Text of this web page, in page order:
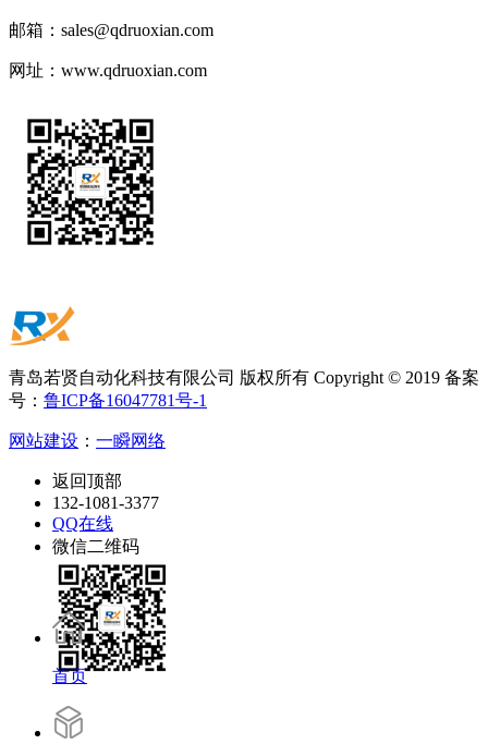
邮箱： sales@qdruoxian.com
网址： www.qdruoxian.com
青岛若贤自动化科技有限公司 版权所有 Copyright © 2019 备案
号： 鲁ICP备16047781号-1
网站建设 ： 一瞬网络
返回顶部
132-1081-3377
QQ在线
微信二维码
首页